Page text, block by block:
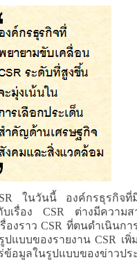
ในวันนี้ องค์กรธุรกิจที่
บเรื่อง CSR ต่างมีความส
องราว CSR ที่ตนดำเนินกา
ปแบบของรายงาน CSR เ
ข้อมูลในรูปแบบของข่าวป